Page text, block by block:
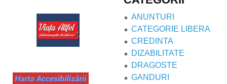
ANUNTURI
CATEGORIE LIBERA
CREDINTA
DIZABILITATE
DRAGOSTE
GANDURI